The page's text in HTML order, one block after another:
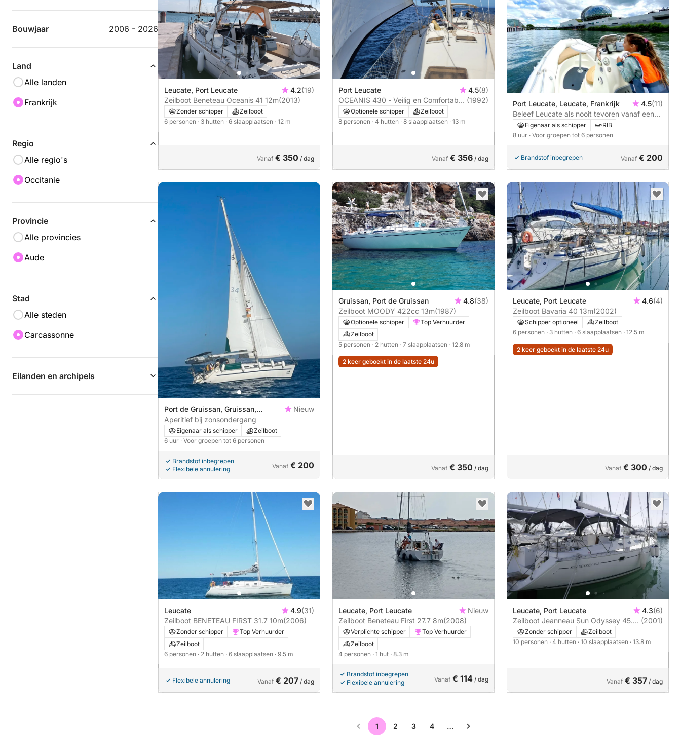
Bouwjaar 2006 - 2026
Land
Alle landen
Frankrijk
Regio
Alle regio's
Occitanie
Provincie
Alle provincies
Aude
Stad
Alle steden
Carcassonne
Eilanden en archipels
Leucate, Port Leucate 4.2(19)
Zeilboot Beneteau Oceanis 41 12m(2013)
Zonder schipper
Zeilboot
6 personen · 3 hutten · 6 slaapplaatsen · 12 m
Vanaf € 350 / dag
Port Leucate 4.5(8)
OCEANIS 430 - Veilig en Comfortabel
Schip
(1992)
Optionele schipper
Zeilboot
8 personen · 4 hutten · 8 slaapplaatsen · 13 m
Vanaf € 356 / dag
Port Leucate, Leucate, Frankrijk 4.5(11)
Beleef Leucate als nooit tevoren vanaf een
motorboot.
Eigenaar als schipper
RIB
8 uur · Voor groepen tot 6 personen
Brandstof inbegrepen Vanaf € 200
Port de Gruissan, Gruissan,
Frankrijk
Nieuw
Aperitief bij zonsondergang
Eigenaar als schipper
Zeilboot
6 uur · Voor groepen tot 6 personen
Brandstof inbegrepen
Flexibele annulering
Vanaf € 200
Gruissan, Port de Gruissan 4.8(38)
Zeilboot MOODY 422cc 13m(1987)
Optionele schipper
Top Verhuurder
Zeilboot
5 personen · 2 hutten · 7 slaapplaatsen · 12.8 m
2 keer geboekt in de laatste 24u
Vanaf € 350 / dag
Leucate, Port Leucate 4.6(4)
Zeilboot Bavaria 40 13m(2002)
Schipper optioneel
Zeilboot
6 personen · 3 hutten · 6 slaapplaatsen · 12.5 m
2 keer geboekt in de laatste 24u
Vanaf € 300 / dag
Leucate 4.9(31)
Zeilboot BENETEAU FIRST 31.7 10m(2006)
Zonder schipper
Top Verhuurder
Zeilboot
6 personen · 2 hutten · 6 slaapplaatsen · 9.5 m
Flexibele annulering Vanaf € 207 / dag
Leucate, Port Leucate
Nieuw
Zeilboot Beneteau First 27.7 8m(2008)
Verplichte schipper
Top Verhuurder
Zeilboot
4 personen · 1 hut · 8.3 m
Brandstof inbegrepen
Flexibele annulering
Vanaf € 114 / dag
Leucate, Port Leucate 4.3(6)
Zeilboot Jeanneau Sun Odyssey 45.2
14m
(2001)
Zonder schipper
Zeilboot
10 personen · 4 hutten · 10 slaapplaatsen · 13.8 m
Vanaf € 357 / dag
1 2 3 4 …